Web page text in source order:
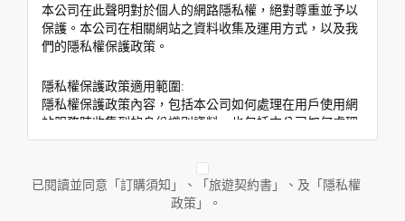
本公司在此聲明對於個人的網路隱私權，絕對尊重並予以
保護。本公司在相關網站之資料收集及運用方式，以及我
們的隱私權保護政策。
隱私權保護政策適用範圍:
隱私權保護政策內容，包括本公司如何處理在用戶使用網
站服務時收集到的身份識別資料，也包括本公司如何處理
在商業合作與本公司合作時分享的任何身份識別資料。隱
本站所僱用或管理人員。例如您透過本公司旗下網站上的
廣告廠商連結，這些置放連結的廠商也可能蒐集您個人的
資料。對於您主動提供的個人資訊，這些廣告廠商或連結
已閱讀並同意「訂購須知」、「旅遊契約書」、及「隱私權
政策」。